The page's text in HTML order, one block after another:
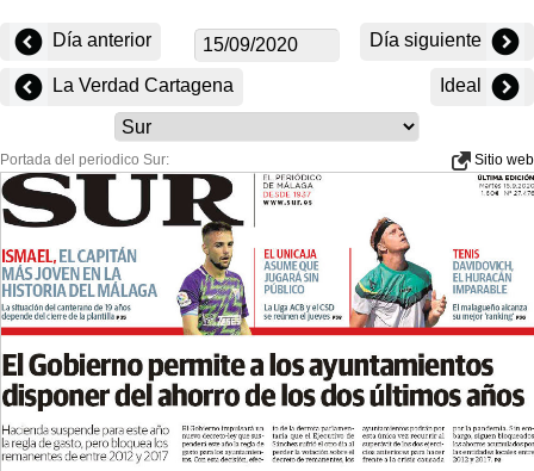
Día anterior Día siguiente
La Verdad Cartagena Ideal
Portada del periodico Sur: Sitio web